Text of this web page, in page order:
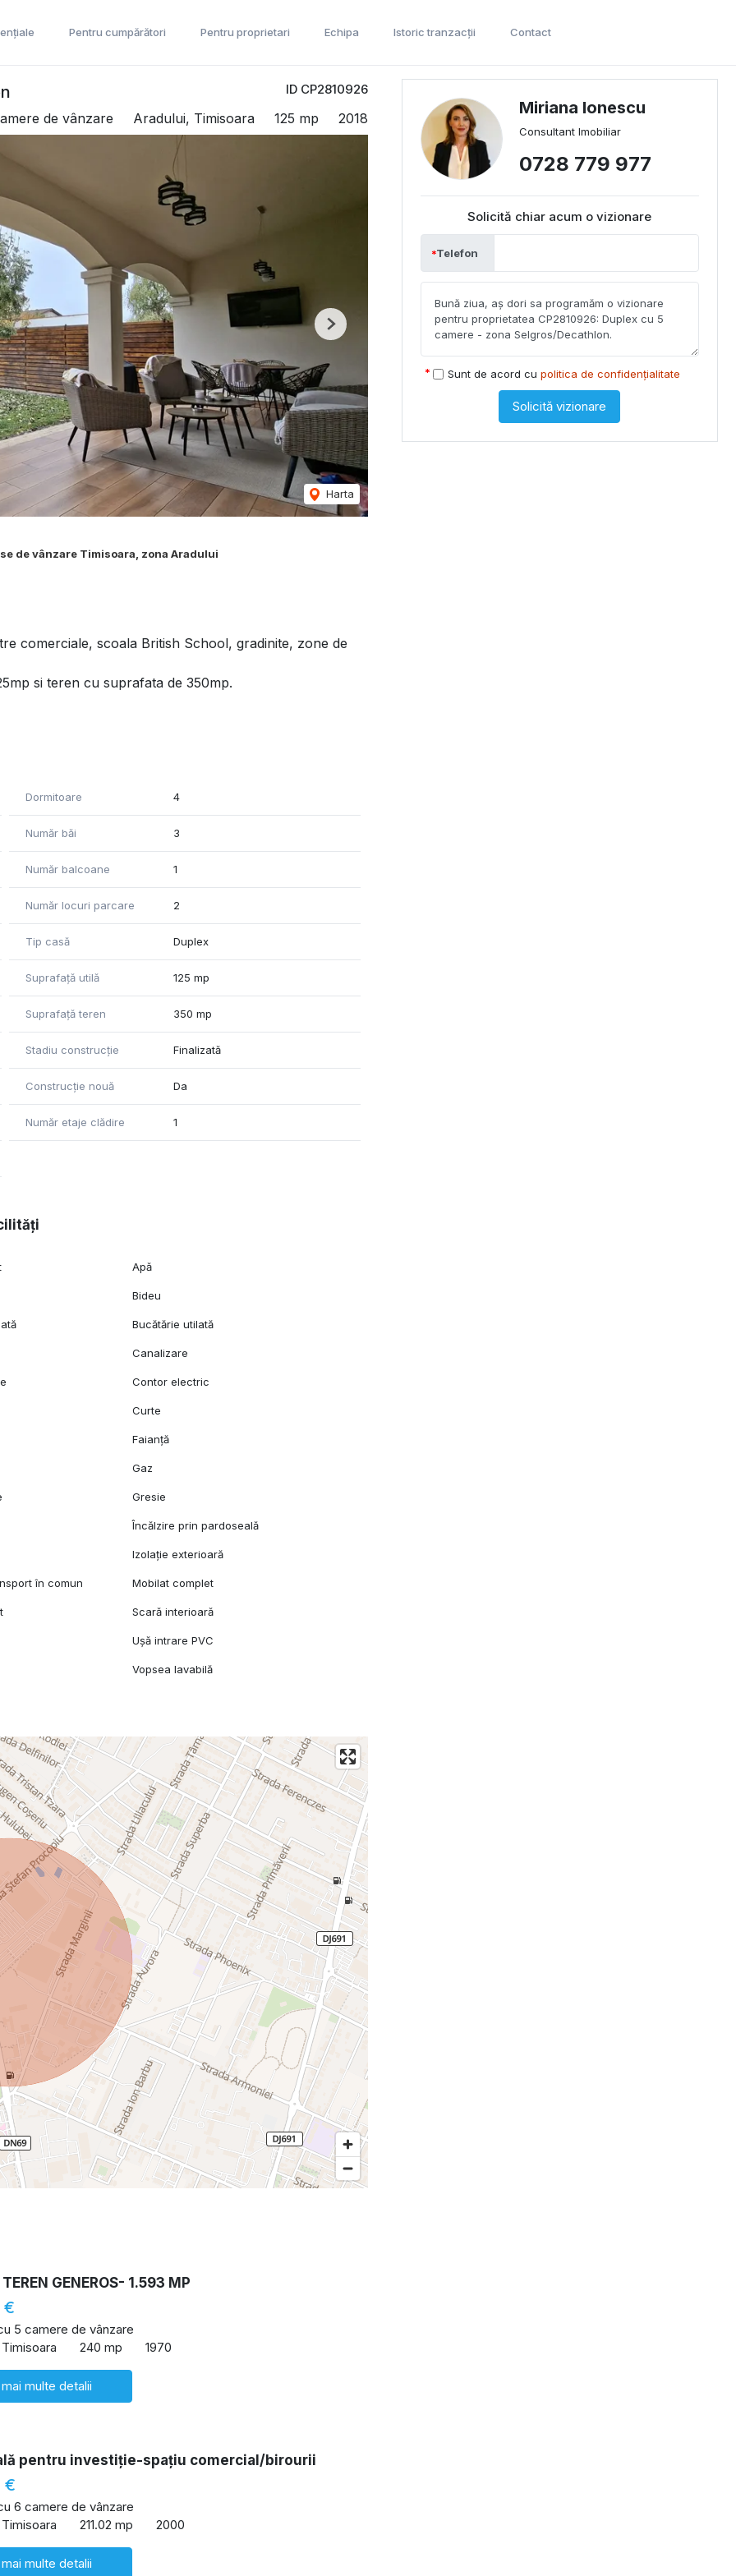
Pentru cumpărători Pentru proprietari Echipa Istoric tranzacții Contact
ID CP2810926
de vânzare Aradului, Timisoara 125 mp 2018
Harta
Next
de vânzare Timisoara, zona Aradului
comerciale, scoala British School, gradinite, zone de
si teren cu suprafata de 350mp.
depozitare sub scara, spatiu tehnic, living cu loc de
pardoseala cu termostate ambientale montate pe
automatizata.
Dormitoare 4
Număr băi 3
Număr balcoane 1
Număr locuri parcare 2
Tip casă Duplex
Suprafață utilă 125 mp
Suprafață teren 350 mp
Stadiu construcție Finalizată
Construcție nouă Da
Număr etaje clădire 1
Apă
Bideu
Bucătărie utilată
Canalizare
Contor electric
Curte
Faianță
Gaz
Gresie
Încălzire prin pardoseală
Izolație exterioară
în comun Mobilat complet
Scară interioară
Ușă intrare PVC
Vopsea lavabilă
Miriana Ionescu
Consultant Imobiliar
0728 779 977
Solicită chiar acum o vizionare
Telefon
Sunt de acord cu politica de confidențialitate
Solicită vizionare
GENEROS- 1.593 MP
€
5 camere de vânzare
240 mp 1970
multe detalii
pentru investiție-spațiu comercial/birourii
€
6 camere de vânzare
211.02 mp 2000
multe detalii